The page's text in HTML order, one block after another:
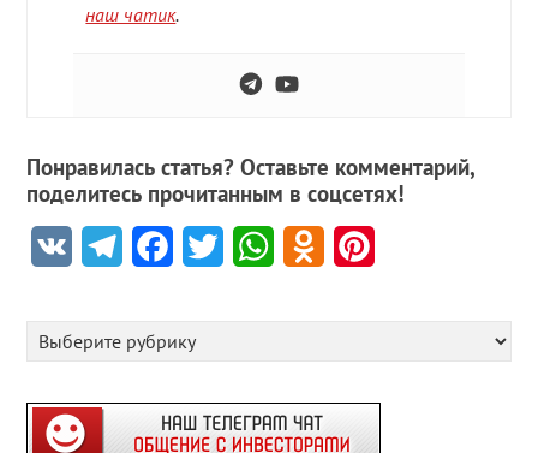
наш чатик.
Понравилась статья? Оставьте комментарий,
поделитесь прочитанным в соцсетях!
VK TelegramFacebookTwitter WhatsAppOdnoklassniki